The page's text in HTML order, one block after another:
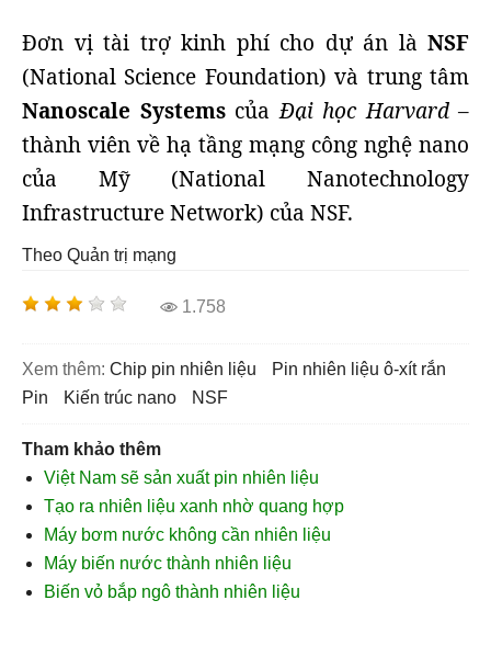
Đơn vị tài trợ kinh phí cho dự án là NSF
(National Science Foundation) và trung tâm
Nanoscale SystemscủaĐại học Harvard–
thành viên về hạ tầng mạng công nghệ nano
của Mỹ (National Nanotechnology
Infrastructure Network) của NSF.
Theo Quản trị mạng
1.758
Xem thêm: Chip pin nhiên liệu
pin nhiên liệu ô-xít rắn
pin
kiến trúc nano NSF
Tham khảo thêm
Việt Nam sẽ sản xuất pin nhiên liệu
Tạo ra nhiên liệu xanh nhờ quang hợp
Máy bơm nước không cần nhiên liệu
Máy biến nước thành nhiên liệu
Biến vỏ bắp ngô thành nhiên liệu